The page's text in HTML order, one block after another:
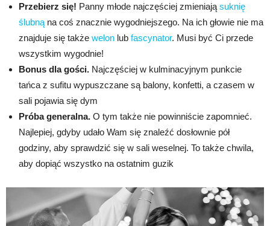
Przebierz się! Panny młode najczęściej zmieniają suknię
ślubną na coś znacznie wygodniejszego. Na ich głowie nie ma
znajduje się także welon lub fascynator. Musi być Ci przede
wszystkim wygodnie!
Bonus dla gości. Najczęściej w kulminacyjnym punkcie
tańca z sufitu wypuszczane są balony, konfetti, a czasem w
sali pojawia się dym
Próba generalna. O tym także nie powinniście zapomnieć.
Najlepiej, gdyby udało Wam się znaleźć dosłownie pół
godziny, aby sprawdzić się w sali weselnej. To także chwila,
aby dopiąć wszystko na ostatnim guzik